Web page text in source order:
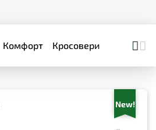
Комфорт Кросовери Бізнес
New!